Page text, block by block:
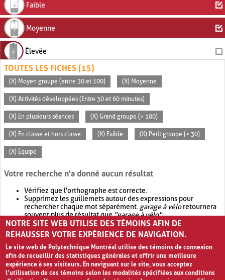
Faible
Moyenne
Élevée
TOUTES LES FICHES (15)
(X) Moyen groupe (entre 30 et 100) (X) Moyenne
(X) Activités développées (Entre 30 et 60 minutes)
(X) En plusieurs séances (X) Grand groupe (> 100)
(X) En classe et hors classe (X) Faible (X) Petit groupe (< 30)
(X) Équipe
Votre recherche n'a donné aucun résultat
Vérifiez que l'orthographe est correcte.
Supprimez les guillemets autour des expressions pour
rechercher chaque mot séparément. garage à véloretournera
souvent plus de résultat que"garage à vélo".
Envisagez d'élargir votre recherche avec OR.garage OR vélo
retournera souvent plus de résultat quegarage à vélo
NOTRE SITE WEB UTILISE DES TÉMOINS AFIN DE
REHAUSSER VOTRE EXPÉRIENCE DE NAVIGATION.
Le site web de Polytechnique Montréal utilise des témoins de connexion
afin de recueillir des statistiques générales et offrir une meilleure
expérience à ses visiteurs. En naviguant sur le site, vous acceptez
l’utilisation de ces témoins selon les modalités spécifiées aux conditions